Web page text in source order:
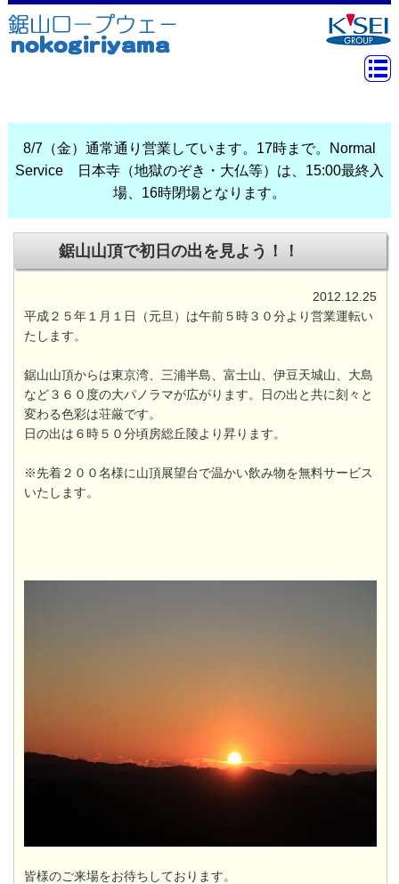
8/7（金）通常通り営業しています。17時まで。Normal
Service 日本寺（地獄のぞき・大仏等）は、15:00最終入
場、16時閉場となります。
鋸山山頂で初日の出を見よう！！
2012.12.25
平成２５年１月１日（元旦）は午前５時３０分より営業運転い
たします。
鋸山山頂からは東京湾、三浦半島、富士山、伊豆天城山、大島
など３６０度の大パノラマが広がります。日の出と共に刻々と
変わる色彩は荘厳です。
日の出は６時５０分頃房総丘陵より昇ります。
※先着２００名様に山頂展望台で温かい飲み物を無料サービス
いたします。
皆様のご来場をお待ちしております。